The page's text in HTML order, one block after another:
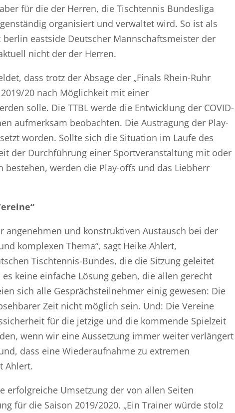
für die der Herren, die Tischtennis Bundesliga
organisiert und verwaltet wird. So ist als
berlin eastside Deutscher Mannschaftsmeister der
nicht der der Herren.
dass trotz der Absage der „Finals Rhein-Ruhr
20 nach Möglichkeit mit einer
solle. Die TTBL werde die Entwicklung der COVID-
aufmerksam beobachten. Die Austragung der Play-
worden. Sollte sich die Situation im Laufe des
der Durchführung einer Sportveranstaltung mit oder
bestehen, werden die Play-offs und das Liebherr
angenehmen und konstruktiven Austausch bei der
komplexen Thema“, sagt Heike Ahlert,
Tischtennis-Bundes, die die Sitzung geleitet
keine einfache Lösung geben, die allen gerecht
sich alle Gesprächsteilnehmer einig gewesen: Die
Zeit nicht möglich sein. Und: Die Vereine
für die jetzige und die kommende Spielzeit
wenn wir eine Aussetzung immer weiter verlängert
dass eine Wiederaufnahme zu extremen
Ahlert.
erfolgreiche Umsetzung der von allen Seiten
für die Saison 2019/2020. „Ein Trainer würde stolz